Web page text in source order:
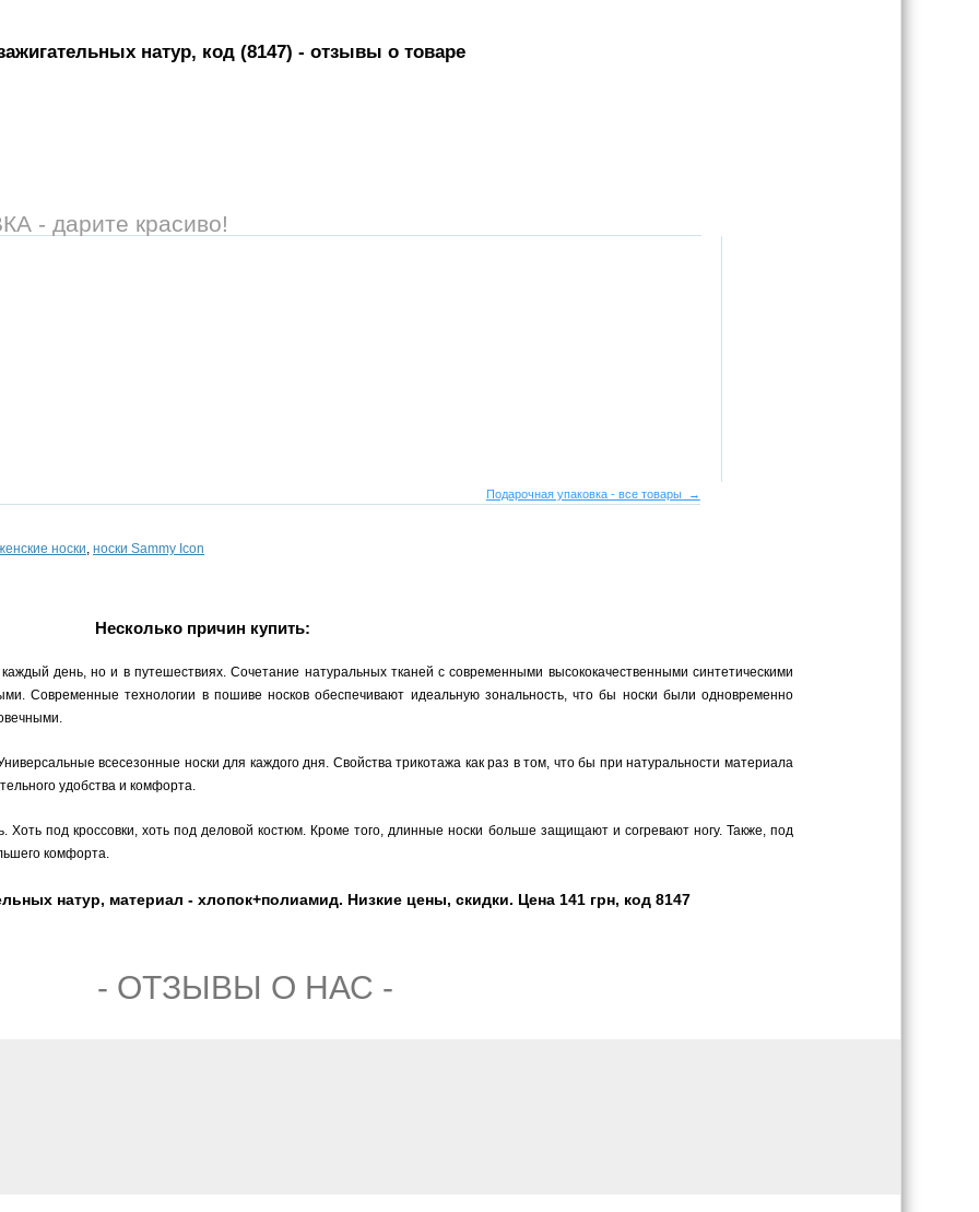
натур, код (8147) - отзывы о товаре
- дарите красиво!
Подарочная упаковка - все товары →
носки, носки Sammy Icon
Несколько причин купить:
день, но и в путешествиях. Сочетание натуральных тканей с современными высококачественными синтетическими
Современные технологии в пошиве носков обеспечивают идеальную зональность, что бы носки были одновременно
всесезонные носки для каждого дня. Свойства трикотажа как раз в том, что бы при натуральности материала
удобства и комфорта.
Хоть под кросcовки, хоть под деловой костюм. Кроме того, длинные носки больше защищают и согревают ногу. Также, под
комфорта.
натур, материал - хлопок+полиамид. Низкие цены, скидки. Цена 141 грн, код 8147
- ОТЗЫВЫ О НАС -